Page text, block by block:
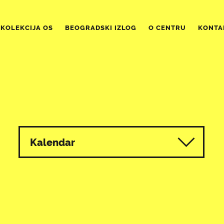
KOLEKCIJA OS BEOGRADSKI IZLOG O CENTRU
Kalendar